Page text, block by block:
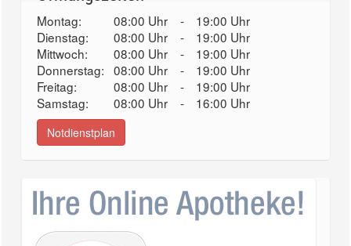
Montag: 08:00 Uhr -
19:00 Uhr
Dienstag:
08:00 Uhr -
19:00 Uhr
Mittwoch:
08:00 Uhr -
19:00 Uhr
Donnerstag: 08:00 Uhr -
19:00 Uhr
Freitag:
08:00 Uhr -
19:00 Uhr
Samstag:
08:00 Uhr - 16:00 Uhr
Notdienstplan